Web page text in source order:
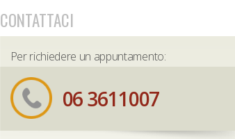
CONTATTACI
Per richiedere un appuntamento:
06 3611007